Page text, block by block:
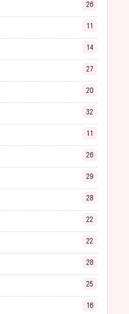
26
11
14
27
20
32
11
26
29
28
22
22
28
25
16